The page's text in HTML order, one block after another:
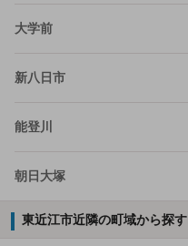
大学前
新八日市
能登川
朝日大塚
東近江市近隣の町域から探す